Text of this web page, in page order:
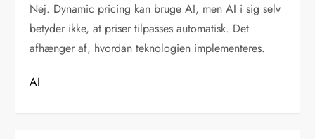
Nej. Dynamic pricing kan bruge AI, men AI i sig selv
betyder ikke, at priser tilpasses automatisk. Det
afhænger af, hvordan teknologien implementeres.
AI